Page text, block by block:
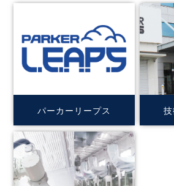
パーカーリープス